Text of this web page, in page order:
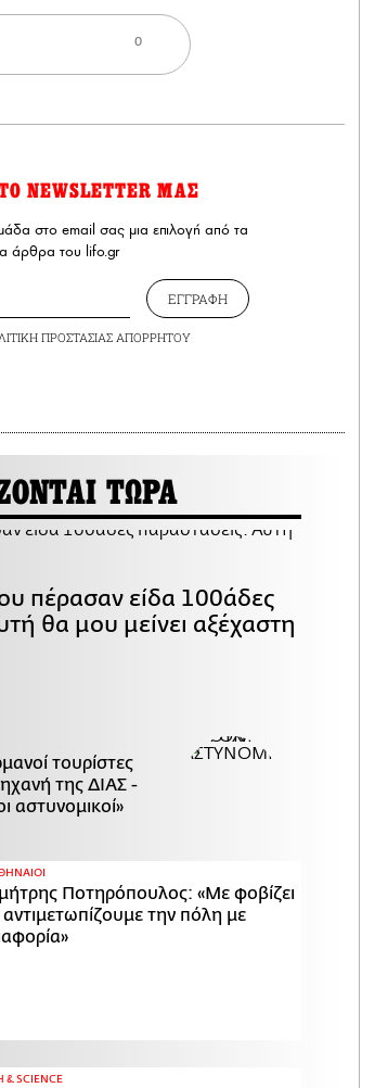
0
NEWSLETTER ΜΑΣ
στο email σας μια επιλογή από τα
άρθρα του lifo.gr
ΕΓΓΡΑΦΗ
ΠΡΟΣΤΑΣΙΑΣ ΑΠΟΡΡΗΤΟΥ
ΤΩΡΑ
πέρασαν είδα 100άδες
θα μου μείνει αξέχαστη
τουρίστες
της ΔΙΑΣ -
αστυνομικοί»
Ποτηρόπουλος: «Με φοβίζει
αντιμετωπίζουμε την πόλη με
& SCIENCE